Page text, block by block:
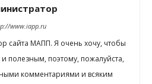
www.iapp.ru
сайта МАПП. Я очень хочу, чтобы
полезным, поэтому, пожалуйста,
комментариями и всяким